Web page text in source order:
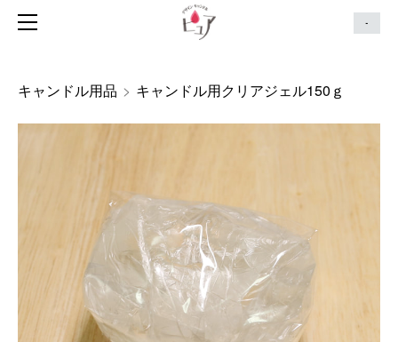
-
キャンドル用品 > キャンドル用クリアジェル150ｇ
HOME
キャンドル用品
雑貨